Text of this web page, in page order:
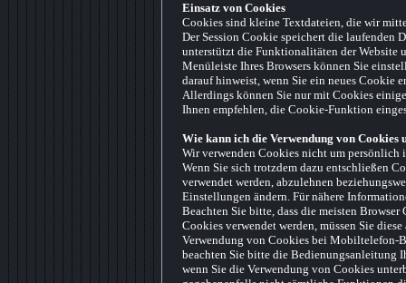
Einsatz von Cookies
Cookies sind kleine Textdateien, die wir
Der Session Cookie speichert die laufenden
unterstützt die Funktionalitäten der Website
Menüleiste Ihres Browsers können Sie
darauf hinweist, wenn Sie ein neues Cookie
Allerdings können Sie nur mit Cookies
Ihnen empfehlen, die Cookie-Funktion
Wie kann ich die Verwendung von Cookies
Wir verwenden Cookies nicht um persönlich
Wenn Sie sich trotzdem dazu entschließen
verwendet werden, abzulehnen
Einstellungen ändern. Für nähere
Beachten Sie bitte, dass die meisten
Cookies verwendet werden, müssen Sie
Verwendung von Cookies bei Mobiltelefon-
beachten Sie bitte die Bedienungsanleitung
wenn Sie die Verwendung von Cookies